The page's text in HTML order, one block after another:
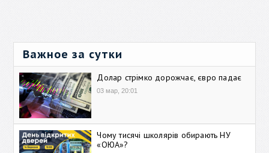
Важное за сутки
Долар стрімко дорожчає, євро падає
03 мар, 20:01
Чому тисячі школярів обирають НУ
«ОЮА»?